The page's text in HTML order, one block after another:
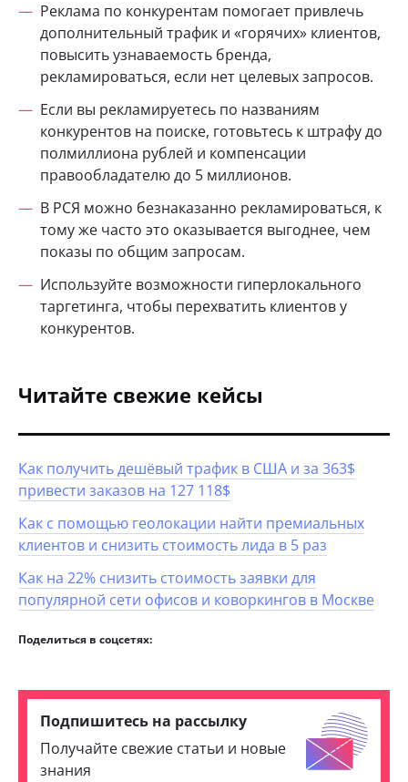
Реклама по конкурентам помогает привлечь
дополнительный трафик и «горячих» клиентов,
повысить узнаваемость бренда,
рекламироваться, если нет целевых запросов.
Если вы рекламируетесь по названиям
конкурентов на поиске, готовьтесь к штрафу до
полмиллиона рублей и компенсации
правообладателю до 5 миллионов.
В РСЯ можно безнаказанно рекламироваться, к
тому же часто это оказывается выгоднее, чем
показы по общим запросам.
Используйте возможности гиперлокального
таргетинга, чтобы перехватить клиентов у
конкурентов.
Читайте свежие кейсы
Как получить дешёвый трафик в США и за 363$
привести заказов на 127 118$
Как с помощью геолокации найти премиальных
клиентов и снизить стоимость лида в 5 раз
Как на 22% снизить стоимость заявки для
популярной сети офисов и коворкингов в Москве
Поделиться в соцсетях:
Подпишитесь на рассылку
Получайте свежие статьи и новые
знания